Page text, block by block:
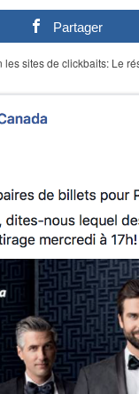
Partager
sites de clickbaits: Le